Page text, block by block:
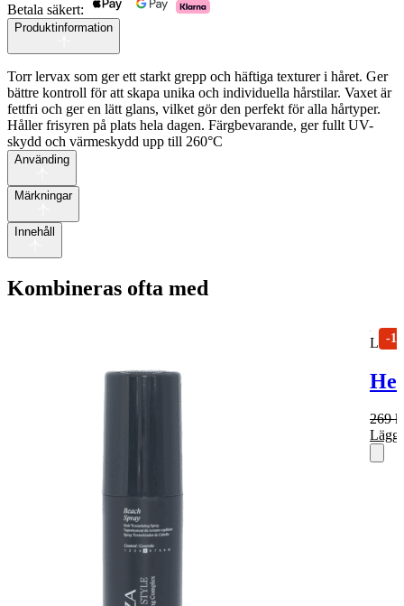
Betala säkert:
Produktinformation
Torr lervax som ger ett starkt grepp och häftiga texturer i håret. Ger
bättre kontroll för att skapa unika och individuella hårstilar. Vaxet är
fettfri och ger en lätt glans, vilket gör den perfekt för alla hårtyper.
Håller frisyren på plats hela dagen. Färgbevarande, ger fullt UV-
skydd och värmeskydd upp till 260°C
Använding
Märkningar
Innehåll
Kombineras ofta med
-
269
Lägg